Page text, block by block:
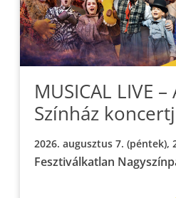
MUSICAL LIVE
Színház
2026. augusztus 7. (péntek),
Fesztiválkatlan